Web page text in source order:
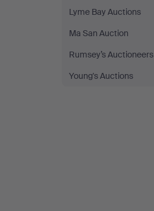
Lyme Bay Auctions
Ma San Auction
Rumsey’s Auctioneers
Young's Auctions